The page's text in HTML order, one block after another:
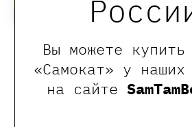
Вы можете
«Самокат» у наших
на сайте
Чарли и шоколадная
фабрика
1200 ₽